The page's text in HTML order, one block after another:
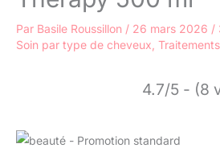
Par Basile Roussillon / 26 mars 2026 /
Soin par type de cheveux
4.7/5 - (8